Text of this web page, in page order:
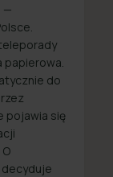
—
papierowa.
do
pojawia się